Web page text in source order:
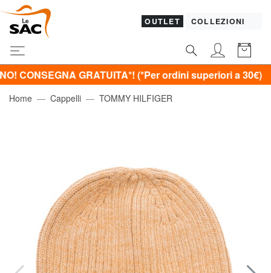
OUTLET COLLEZIONI
GRATUITA*! (*Per ordini superiori a 30€)
Home Cappelli TOMMY HILFIGER